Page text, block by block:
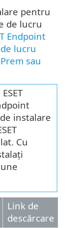
pentru
de lucru
Endpoint
lucru
sau
instalare
Cu
Link de
descărcare